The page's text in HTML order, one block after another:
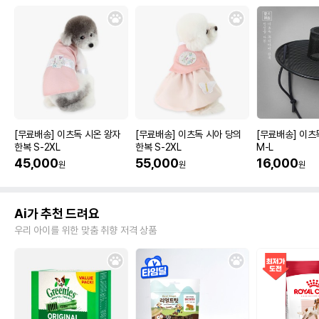
[무료배송] 이츠독 시온 왕자
한복 S-2XL
45,000원
[무료배송] 이츠독 시아 당의
한복 S-2XL
55,000원
[무료배송] 이츠
M-L
16,000원
Ai가 추천 드려요
우리 아이를 위한 맞춤 취향 저격 상품